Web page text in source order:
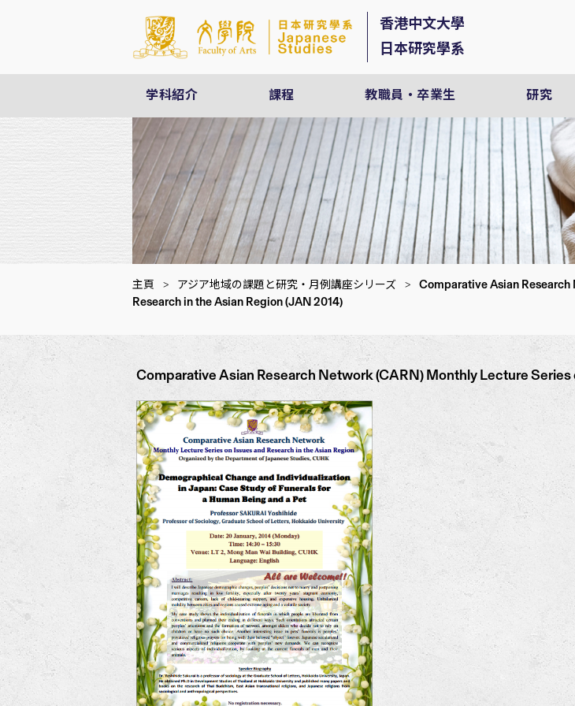
香港中文大學
日本研究學系
学科紹介 課程 教職員・卒業生 研究
主頁 > アジア地域の課題と研究・月例講座シリーズ >
Comparative Asian Research
Research in the Asian Region (JAN 2014)
Comparative Asian Research Network (CARN) Monthly Lecture